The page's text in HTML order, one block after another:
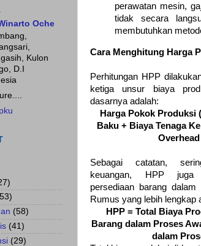
perawatan mesin,
tidak secara
membutuhkan
Cara Menghitung Harga
Perhitungan HPP
ketiga unsur biaya
dasarnya adalah:
Harga Pokok Produksi
Baku + Biaya Tenaga
Sebagai catatan,
keuangan, HPP juga
persediaan barang
Rumus yang lebih lengkap
HPP = Total Biaya
Barang dalam Proses
dalam
Oche
Kulon
D.I
(58)
(41)
(29)